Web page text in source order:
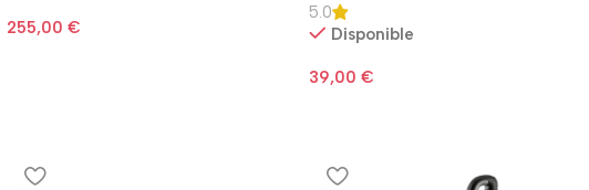
255,00€
5.0
Disponible
39,00€